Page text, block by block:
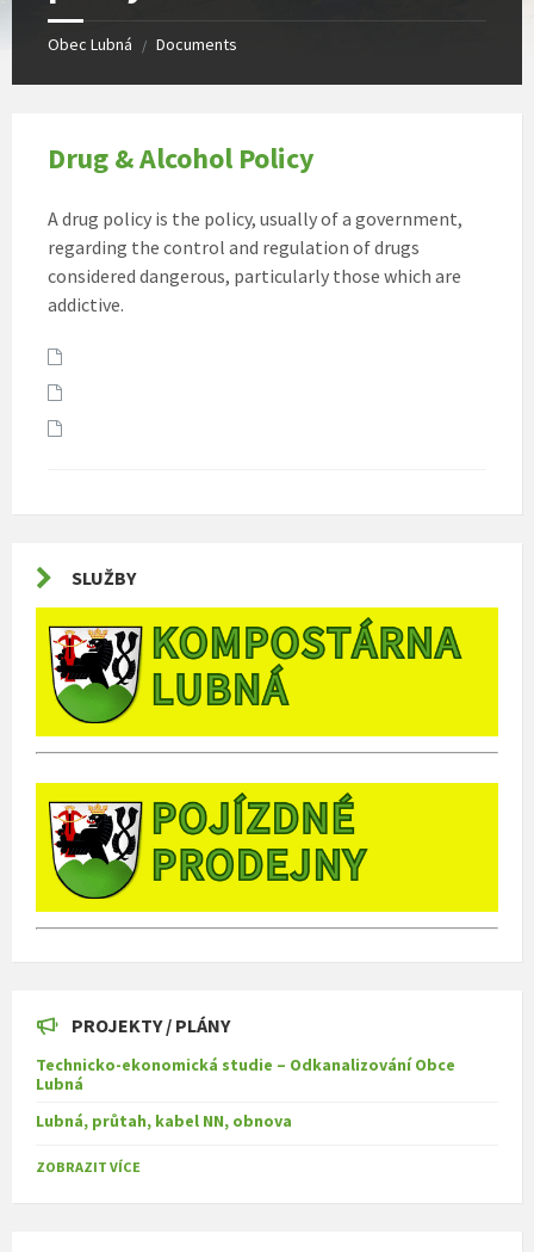
Obec Lubná / Documents
Drug & Alcohol Policy
A drug policy is the policy, usually of a government,
regarding the control and regulation of drugs
considered dangerous, particularly those which are
addictive.
Attachments
SLUŽBY
PROJEKTY / PLÁNY
Technicko-ekonomická studie – Odkanalizování Obce
Lubná
Lubná, průtah, kabel NN, obnova
ZOBRAZIT VÍCE